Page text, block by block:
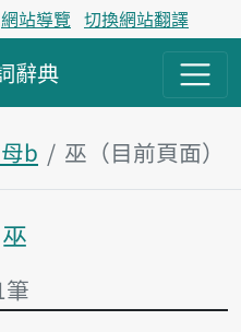
網站導覽 切換網站翻譯
辭典
b 巫（目前頁面）
主內容區塊